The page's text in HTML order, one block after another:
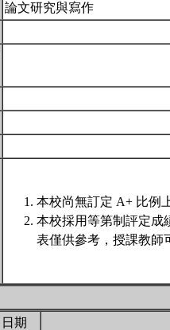
論文研究與寫作
本校尚無訂定 A+ 比例
本校採用等第制評定成
表僅供參考，授課教師
日期